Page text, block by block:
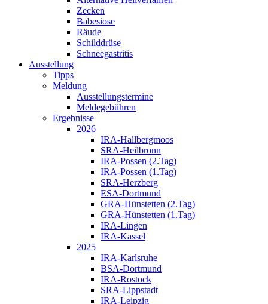
Zecken
Babesiose
Räude
Schilddrüse
Schneegastritis
Ausstellung
Tipps
Meldung
Ausstellungstermine
Meldegebühren
Ergebnisse
2026
IRA-Hallbergmoos
SRA-Heilbronn
IRA-Possen (2.Tag)
IRA-Possen (1.Tag)
SRA-Herzberg
ESA-Dortmund
GRA-Hünstetten (2.Tag)
GRA-Hünstetten (1.Tag)
IRA-Lingen
IRA-Kassel
2025
IRA-Karlsruhe
BSA-Dortmund
IRA-Rostock
SRA-Lippstadt
IRA-Leipzig